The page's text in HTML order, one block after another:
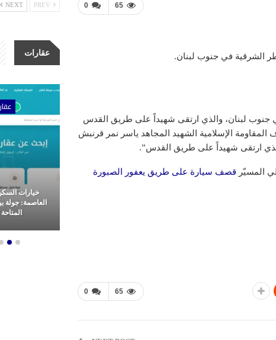
0 65
المقاومة الإسلامية الشهيد المجاهد ياسر نمر قرنبش
المسيّر قصف سيارة على طريق يعفور الصبورة
0 65
NEXT
عقارات
كلين
نقدم خدمات
المملكة